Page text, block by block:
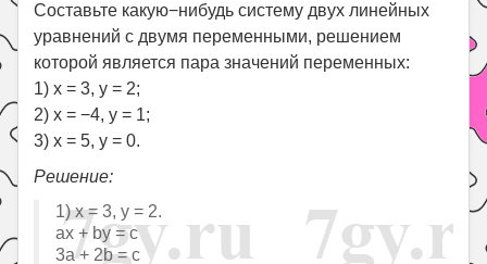
Поиск
Составьте какую−нибудь систему двух линейных
уравнений с двумя переменными, решением
которой является пара значений переменных:
1) x = 3, y = 2;
2) x = −4, y = 1;
3) x = 5, y = 0.
Решение:
1) x = 3, y = 2.
ax + by = c
3a + 2b = c